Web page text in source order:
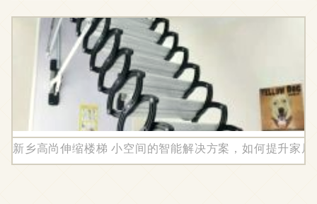
新乡高尚伸缩楼梯 小空间的智能解决方案，如何提升家居